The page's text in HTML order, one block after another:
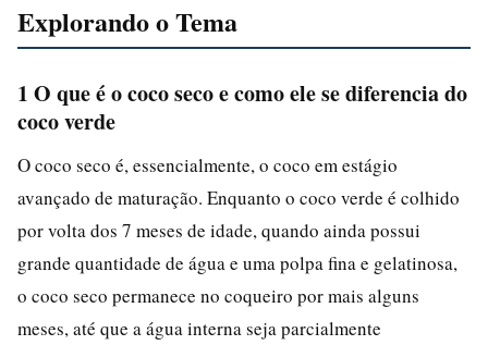
Explorando o Tema
1 O que é o coco seco e como ele se diferencia do
coco verde
O coco seco é, essencialmente, o coco em estágio
avançado de maturação. Enquanto o coco verde é colhido
por volta dos 7 meses de idade, quando ainda possui
grande quantidade de água e uma polpa fina e gelatinosa,
o coco seco permanece no coqueiro por mais alguns
meses, até que a água interna seja parcialmente